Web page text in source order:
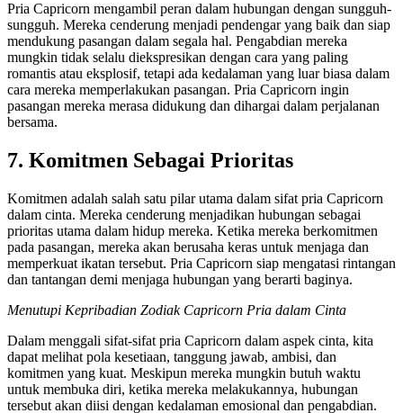
Pria Capricorn mengambil peran dalam hubungan dengan sungguh-
sungguh. Mereka cenderung menjadi pendengar yang baik dan siap
mendukung pasangan dalam segala hal. Pengabdian mereka
mungkin tidak selalu diekspresikan dengan cara yang paling
romantis atau eksplosif, tetapi ada kedalaman yang luar biasa dalam
cara mereka memperlakukan pasangan. Pria Capricorn ingin
pasangan mereka merasa didukung dan dihargai dalam perjalanan
bersama.
7. Komitmen Sebagai Prioritas
Komitmen adalah salah satu pilar utama dalam sifat pria Capricorn
dalam cinta. Mereka cenderung menjadikan hubungan sebagai
prioritas utama dalam hidup mereka. Ketika mereka berkomitmen
pada pasangan, mereka akan berusaha keras untuk menjaga dan
memperkuat ikatan tersebut. Pria Capricorn siap mengatasi rintangan
dan tantangan demi menjaga hubungan yang berarti baginya.
Menutupi Kepribadian Zodiak Capricorn Pria dalam Cinta
Dalam menggali sifat-sifat pria Capricorn dalam aspek cinta, kita
dapat melihat pola kesetiaan, tanggung jawab, ambisi, dan
komitmen yang kuat. Meskipun mereka mungkin butuh waktu
untuk membuka diri, ketika mereka melakukannya, hubungan
tersebut akan diisi dengan kedalaman emosional dan pengabdian.